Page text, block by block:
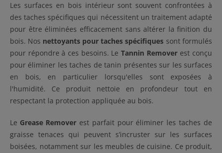
Les surfaces en bois intérieur sont souvent confrontées à
des taches spécifiques qui nécessitent un traitement adapté
pour être éliminées efficacement sans altérer la finition du
bois. Nos nettoyants pour taches spécifiques sont formulés
pour répondre à ces besoins. Le Tannin Remover est conçu
pour éliminer les taches de tanin présentes sur les surfaces
en bois, en particulier lorsqu'elles sont exposées à
l'humidité. Ce produit nettoie en profondeur tout en
respectant la protection appliquée au bois.
Le Grease Remover est parfait pour éliminer les taches de
graisse tenaces qui peuvent s’incruster sur les surfaces
boisées, notamment sur les meubles de cuisine. Ce produit,